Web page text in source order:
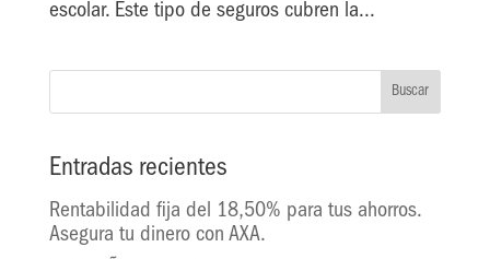
escolar. Este tipo de seguros cubren la...
Entradas recientes
Rentabilidad fija del 18,50% para tus ahorros.
Asegura tu dinero con AXA.